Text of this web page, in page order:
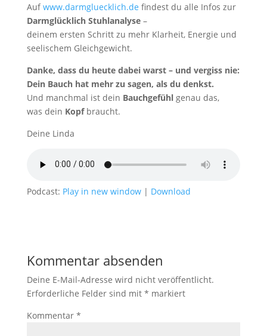
Aufwww.darmgluecklich.de findest du alle Infos zur
Darmglücklich Stuhlanalyse–
deinem ersten Schritt zu mehr Klarheit, Energie und
seelischem Gleichgewicht.
Danke, dass du heute dabei warst – und vergiss nie:
Dein Bauch hat mehr zu sagen, als du denkst.
Und manchmal ist dein Bauchgefühlgenau das,
was dein Kopfbraucht.
Deine Linda
Podcast: Play in new window| Download
Kommentar absenden
Deine E-Mail-Adresse wird nicht veröffentlicht.
Erforderliche Felder sind mit * markiert
Kommentar *